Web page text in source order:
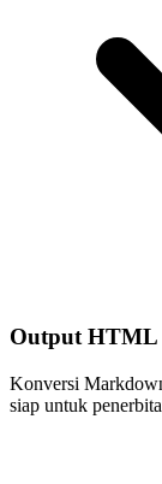
Output HTML
Konversi
siap untuk